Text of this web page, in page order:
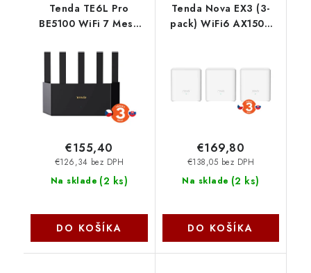
Tenda TE6L Pro
BE5100 WiFi 7 Mesh
port, 5011 Mb/s, 3x
Fi +, CZ app 75012032
Na sklade (2 ks)
€126,34 bez DPH
€155,40
DO KOŠÍKA
Tenda Nova EX3 (3-
pack) WiFi6 AX1500
WPA3, VPN, SMART CZ
Na sklade (2 ks)
€138,05 bez DPH
€169,80
DO KOŠÍKA